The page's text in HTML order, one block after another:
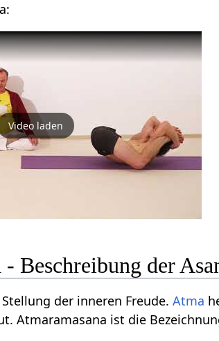
Video laden
- Beschreibung der
der inneren Freude.Atma
Atmaramasana ist die